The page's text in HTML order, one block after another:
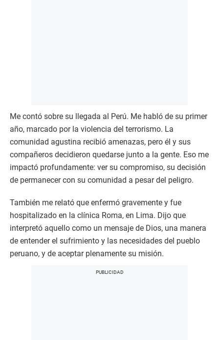
Me contó sobre su llegada al Perú. Me habló de su primer
año, marcado por la violencia del terrorismo. La
comunidad agustina recibió amenazas, pero él y sus
compañeros decidieron quedarse junto a la gente. Eso me
impactó profundamente: ver su compromiso, su decisión
de permanecer con su comunidad a pesar del peligro.
También me relató que enfermó gravemente y fue
hospitalizado en la clínica Roma, en Lima. Dijo que
interpretó aquello como un mensaje de Dios, una manera
de entender el sufrimiento y las necesidades del pueblo
peruano, y de aceptar plenamente su misión.